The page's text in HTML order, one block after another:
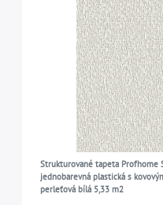
Strukturované tapeta Profhome
jednobarevná plastická s
perleťová bílá 5,33 m2